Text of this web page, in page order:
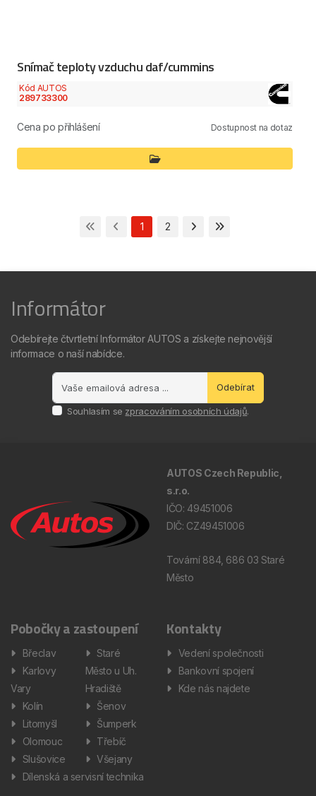
Snímač teploty vzduchu daf/cummins
Kód AUTOS
289733300
Cena po přihlášení Dostupnost na dotaz
1 2
Informátor
Odebírejte čtvrtletní Informátor AUTOS a získejte nejnovější
informace o naší nabídce.
Odebírat
Souhlasím se zpracováním osobních údajů.
AUTOS Czech Republic,
s.r.o.
IČO: 49451006
DIČ: CZ49451006
Tovární 884, 686 03 Staré
Město
Pobočky a zastoupení
Břeclav
Karlovy
Vary
Kolín
Litomyšl
Olomouc
Slušovice
Staré
Město u Uh.
Hradiště
Šenov
Šumperk
Třebíč
Všejany
Dílenská a servisní technika
Kontakty
Vedení společnosti
Bankovní spojení
Kde nás najdete